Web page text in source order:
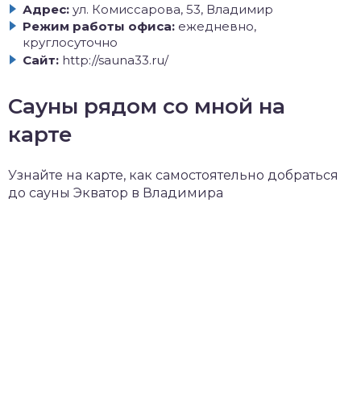
Адрес: ул. Комиссарова, 53, Владимир
Режим работы офиса: ежедневно,
круглосуточно
Сайт: http://sauna33.ru/
Сауны рядом со мной на
карте
Узнайте на карте, как самостоятельно добраться
до сауны Экватор в Владимира